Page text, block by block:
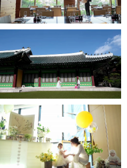
신라호텔 - 인스타1분영상
그랜드인터컨티넨탈호텔-
인스타1분영상